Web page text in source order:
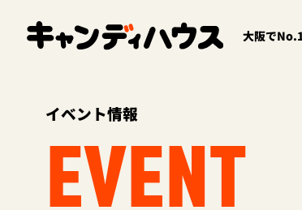
大阪で
イベント情報
EVENT